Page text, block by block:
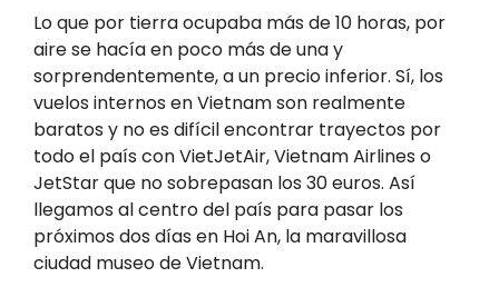
Lo que por tierra ocupaba más de 10 horas, por
aire se hacía en poco más de una y
sorprendentemente, a un precio inferior. Sí, los
vuelos internos en Vietnam son realmente
baratos y no es difícil encontrar trayectos por
todo el país con VietJetAir, Vietnam Airlines o
JetStar que no sobrepasan los 30 euros. Así
llegamos al centro del país para pasar los
próximos dos días en Hoi An, la maravillosa
ciudad museo de Vietnam.